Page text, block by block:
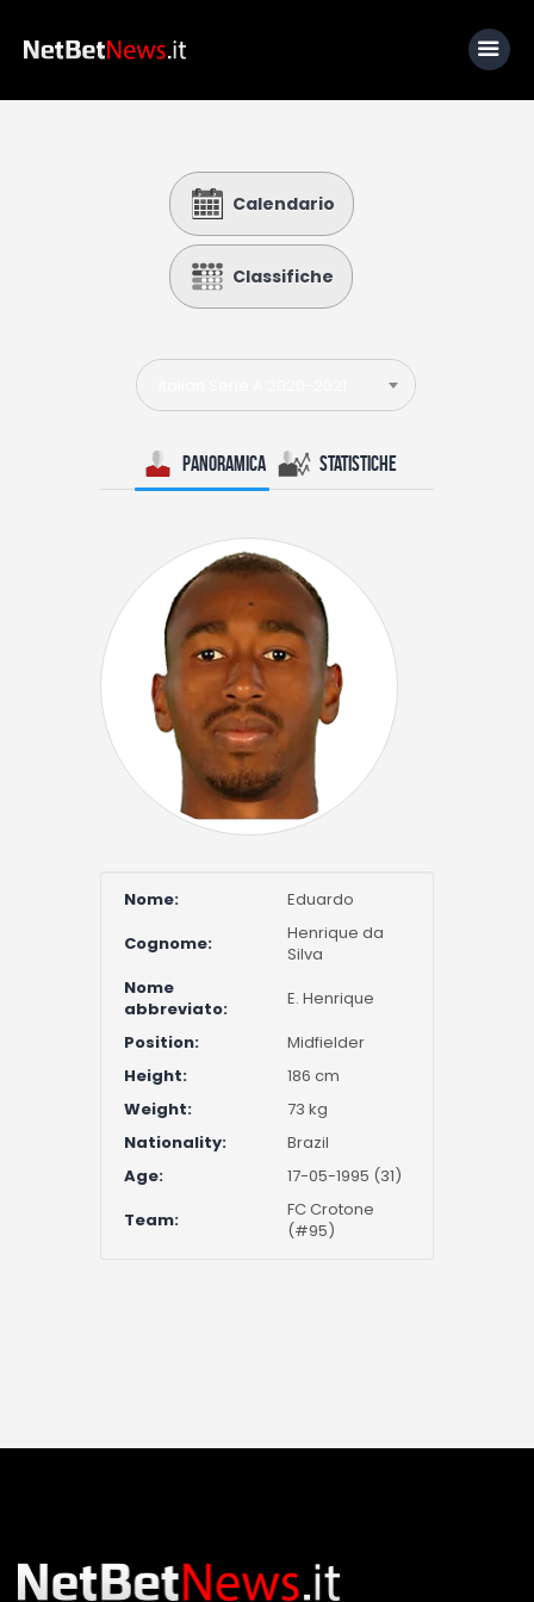
Calcio
Basket
Tennis
Lo Sapevi Che
I consigli di Giulia
Calendario
Classifiche
Panoramica Statistiche
Nome:
Eduardo
Cognome:
Henrique da
Silva
Nome
abbreviato:
E. Henrique
Position:
Midfielder
Height:
186 cm
Weight:
73 kg
Nationality:
Brazil
Age:
17-05-1995 (31)
Team:
FC Crotone
(#95)